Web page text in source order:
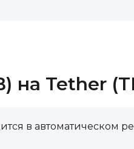
на Tether
в автоматическом